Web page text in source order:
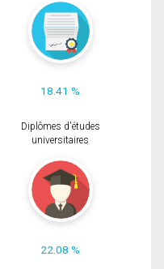
18.41 %
Diplômes d'études
universitaires
22.08 %